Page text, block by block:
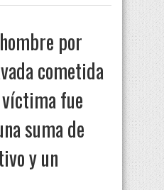
por
cometida
fue
suma de
y un